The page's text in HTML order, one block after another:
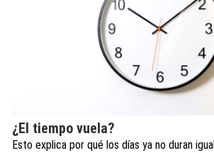
¿El tiempo vuela?
Esto explica por qué los días ya no duran igual